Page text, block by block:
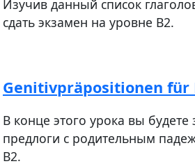
Изучив данный список
сдать экзамен на уровне В2.
Genitivpräpositionen für
В конце этого урока вы будете
предлоги с родительным
В2.